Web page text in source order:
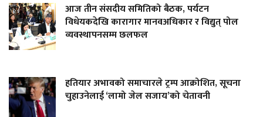
आज तीन संसदीय समितिको बैठक, पर्यटन
विधेयकदेखि कारागार मानवअधिकार र विद्युत् पोल
व्यवस्थापनसम्म छलफल
हतियार अभावको समाचारले ट्रम्प आक्रोशित, सूचना
चुहाउनेलाई ‘लामो जेल सजाय’को चेतावनी